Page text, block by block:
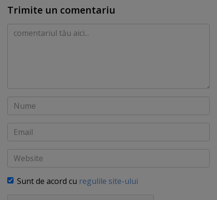
Trimite un comentariu
Comentariu
Nume
Email
Website
Sunt de acord cu regulile site-ului